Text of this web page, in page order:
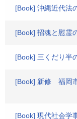
[Book] 沖縄近代法
[Book] 招魂と慰霊
[Book] 三くだり半
[Book] 新修 福岡
[Book] 現代社会学